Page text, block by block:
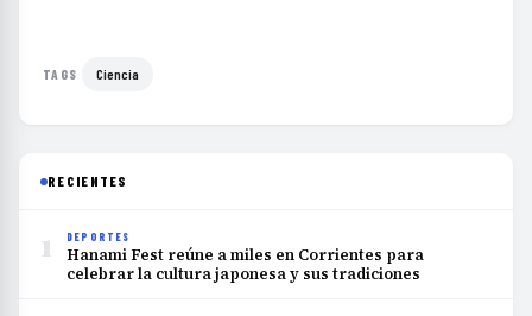
TAGS Ciencia
RECIENTES
1 DEPORTES
Hanami Fest reúne a miles en Corrientes para
celebrar la cultura japonesa y sus tradiciones